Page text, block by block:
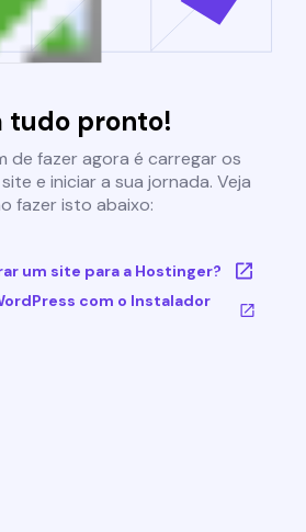
tudo pronto!
de fazer agora é carregar os
e iniciar a sua jornada. Veja
fazer isto abaixo:
um site para a Hostinger?
com o Instalador